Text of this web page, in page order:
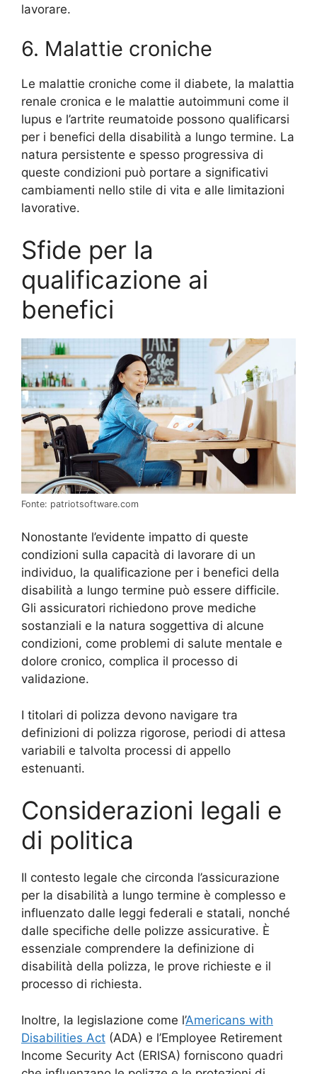
lavorare.
6. Malattie croniche
Le malattie croniche come il diabete, la malattia
renale cronica e le malattie autoimmuni come il
lupus e l’artrite reumatoide possono qualificarsi
per i benefici della disabilità a lungo termine. La
natura persistente e spesso progressiva di
queste condizioni può portare a significativi
cambiamenti nello stile di vita e alle limitazioni
lavorative.
Sfide per la
qualificazione ai
benefici
Fonte: patriotsoftware.com
Nonostante l’evidente impatto di queste
condizioni sulla capacità di lavorare di un
individuo, la qualificazione per i benefici della
disabilità a lungo termine può essere difficile.
Gli assicuratori richiedono prove mediche
sostanziali e la natura soggettiva di alcune
condizioni, come problemi di salute mentale e
dolore cronico, complica il processo di
validazione.
I titolari di polizza devono navigare tra
definizioni di polizza rigorose, periodi di attesa
variabili e talvolta processi di appello
estenuanti.
Considerazioni legali e
di politica
Il contesto legale che circonda l’assicurazione
per la disabilità a lungo termine è complesso e
influenzato dalle leggi federali e statali, nonché
dalle specifiche delle polizze assicurative. È
essenziale comprendere la definizione di
disabilità della polizza, le prove richieste e il
processo di richiesta.
Inoltre, la legislazione come l’Americans with
Disabilities Act (ADA) e l’Employee Retirement
Income Security Act (ERISA) forniscono quadri